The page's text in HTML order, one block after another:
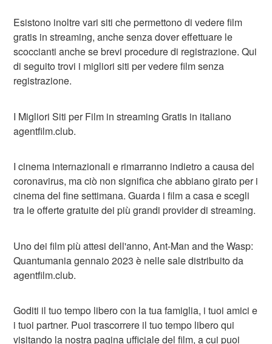
Esistono inoltre vari siti che permettono di vedere film
gratis in streaming, anche senza dover effettuare le
scoccianti anche se brevi procedure di registrazione. Qui
di seguito trovi i migliori siti per vedere film senza
registrazione.
I Migliori Siti per Film in streaming Gratis in italiano
agentfilm.club.
I cinema internazionali e rimarranno indietro a causa del
coronavirus, ma ciò non significa che abbiano girato per i
cinema del fine settimana. Guarda i film a casa e scegli
tra le offerte gratuite dei più grandi provider di streaming.
Uno dei film più attesi dell'anno, Ant-Man and the Wasp:
Quantumania gennaio 2023 è nelle sale distribuito da
agentfilm.club.
Goditi il tuo tempo libero con la tua famiglia, i tuoi amici e
i tuoi partner. Puoi trascorrere il tuo tempo libero qui
visitando la nostra pagina ufficiale del film, a cui puoi